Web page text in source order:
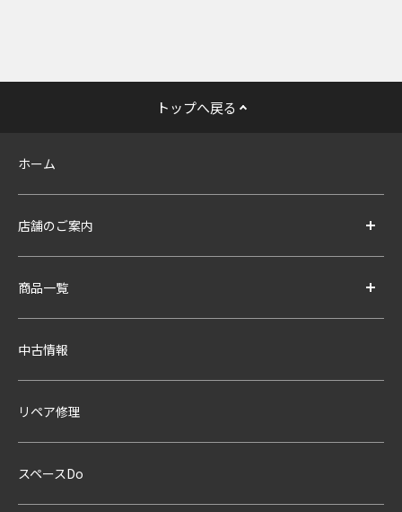
トップへ戻る
ホーム
店舗のご案内
商品一覧
中古情報
リペア修理
スペースDo